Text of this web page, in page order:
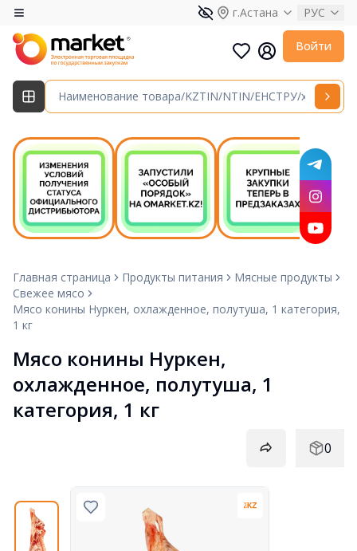
г.Астана РУС
Войти
Главная страница Продукты питания
Мясные продукты
Свежее мясо
Мясо конины Нуркен, охлажденное, полутуша, 1 категория,
1 кг
Мясо конины Нуркен,
охлажденное, полутуша, 1
категория, 1 кг
0